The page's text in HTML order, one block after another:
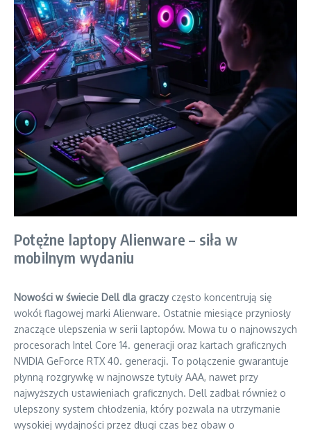
Potężne laptopy Alienware – siła w
mobilnym wydaniu
Nowości w świecie Dell dla graczyczęsto koncentrują się
wokół flagowej marki Alienware. Ostatnie miesiące przyniosły
znaczące ulepszenia w serii laptopów. Mowa tu o najnowszych
procesorach Intel Core 14. generacji oraz kartach graficznych
NVIDIA GeForce RTX 40. generacji. To połączenie gwarantuje
płynną rozgrywkę w najnowsze tytuły AAA, nawet przy
najwyższych ustawieniach graficznych. Dell zadbał również o
ulepszony system chłodzenia, który pozwala na utrzymanie
wysokiej wydajności przez długi czas bez obaw o